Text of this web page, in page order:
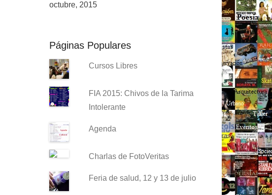
octubre, 2015
Páginas Populares
Cursos Libres
FIA 2015: Chivos de la Tarima
Intolerante
Agenda
Charlas de FotoVeritas
Feria de salud, 12 y 13 de julio